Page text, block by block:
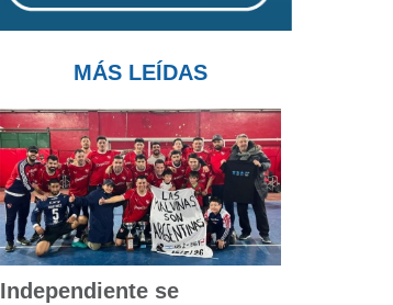
MÁS LEÍDAS
Independiente se